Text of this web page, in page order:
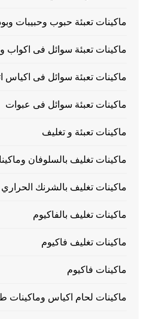
ماكينات تعبئة حبوب وحبيبات
ماكينات تعبئة سوائل فى اكواب
ماكينات تعبئة سوائل فى اكياس
ماكينات تعبئة سوائل فى عبوات
ماكينات تعبئة و تغليف
ماكينات تغليف بالسلوفان
ماكينات تغليف بالشرنك الحراري
ماكينات تغليف بالفاكيوم
ماكينات تغليف فاكيوم
ماكينات فاكيوم
ماكينات لحام اكياس وماكينات